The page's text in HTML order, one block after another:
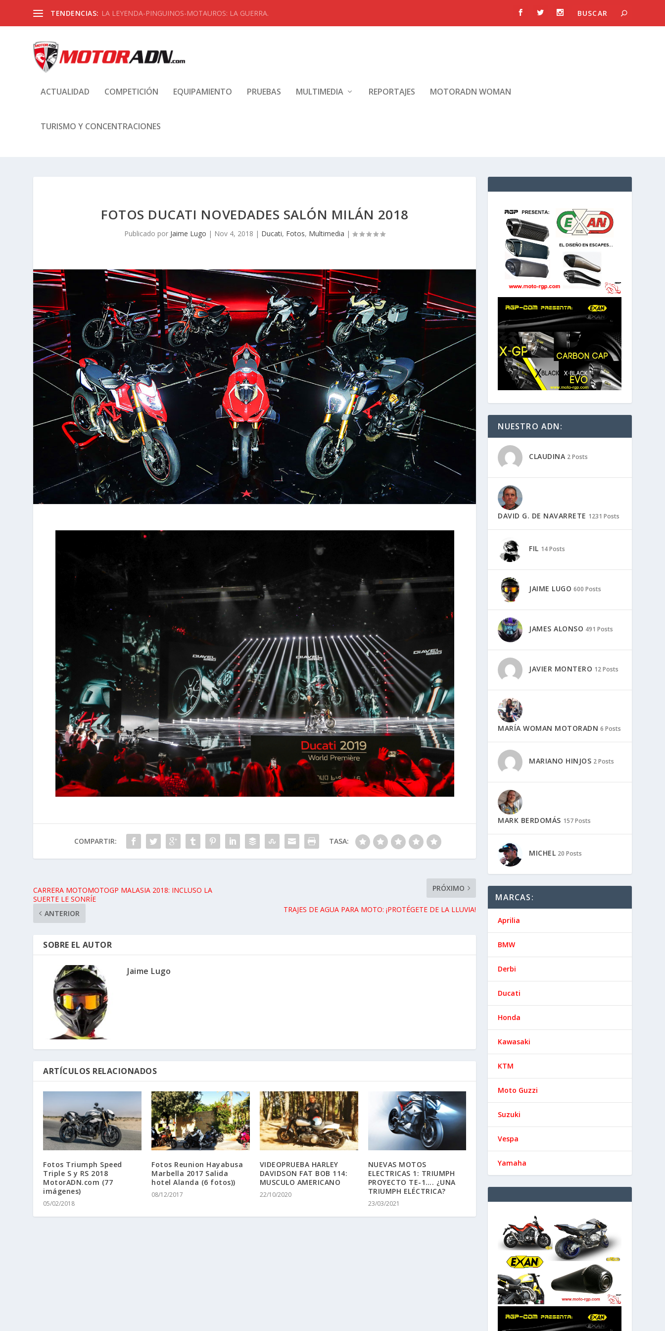
TENDENCIAS: LA LEYENDA-PINGUINOS-MOTAUROS: LA GUERRA.
ACTUALIDAD COMPETICIÓN EQUIPAMIENTO PRUEBAS MULTIMEDIA REPORTAJES MOTORADN WOMAN
TURISMO Y CONCENTRACIONES
FOTOS DUCATI NOVEDADES SALÓN MILÁN 2018
Publicado por Jaime Lugo | Nov 4, 2018 | Ducati, Fotos, Multimedia |
COMPARTIR: TASA:
CARRERA MOTOMOTOGP MALASIA 2018: INCLUSO LA
SUERTE LE SONRÍE
ANTERIOR
PRÓXIMO
TRAJES DE AGUA PARA MOTO: ¡PROTÉGETE DE LA LLUVIA!
SOBRE EL AUTOR
Jaime Lugo
ARTÍCULOS RELACIONADOS
Fotos Triumph Speed
Triple S y RS 2018
MotorADN.com (77
imágenes)
05/02/2018
Fotos Reunion Hayabusa
Marbella 2017 Salida
hotel Alanda (6 fotos))
08/12/2017
VIDEOPRUEBA HARLEY
DAVIDSON FAT BOB 114:
MUSCULO AMERICANO
22/10/2020
NUEVAS MOTOS
ELECTRICAS 1: TRIUMPH
PROYECTO TE-1…. ¿UNA
TRIUMPH ELÉCTRICA?
23/03/2021
NUESTRO ADN:
CLAUDINA 2 Posts
DAVID G. DE NAVARRETE 1231 Posts
FIL 14 Posts
JAIME LUGO 600 Posts
JAMES ALONSO 491 Posts
JAVIER MONTERO 12 Posts
MARÍA WOMAN MOTORADN 6 Posts
MARIANO HINJOS 2 Posts
MARK BERDOMÁS 157 Posts
MICHEL 20 Posts
MARCAS:
Aprilia
BMW
Derbi
Ducati
Honda
Kawasaki
KTM
Moto Guzzi
Suzuki
Vespa
Yamaha